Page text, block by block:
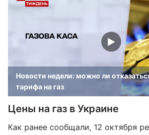
Новости недели: можно ли
тарифа на газ
Цены на газ в Украине
Как ранее сообщали, 12 октября